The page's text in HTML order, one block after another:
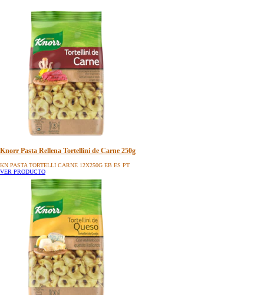
Knorr Pasta Rellena Tortellini de Carne 250g
KN PASTA TORTELLI CARNE 12X250G EB ES PT
VER PRODUCTO